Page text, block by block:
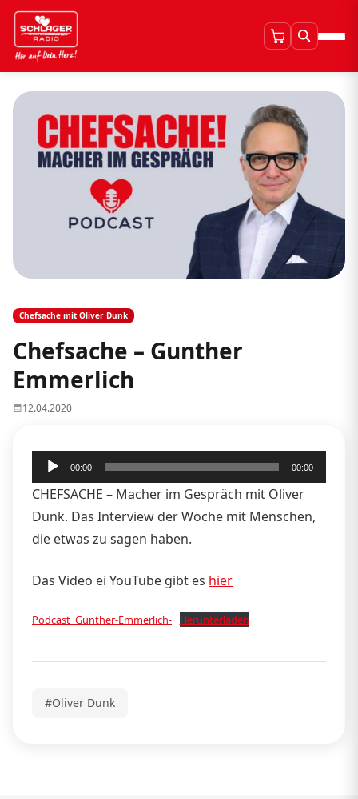
Chefsache mit Oliver Dunk
Chefsache – Gunther
Emmerlich
12.04.2020
Audio-
Player
00:00 00:00
CHEFSACHE – Macher im Gespräch mit Oliver
Dunk. Das Interview der Woche mit Menschen,
die etwas zu sagen haben.
Das Video ei YouTube gibt es hier
Podcast_Gunther-Emmerlich- Herunterladen
#Oliver Dunk